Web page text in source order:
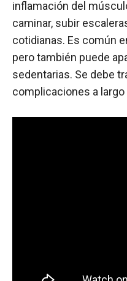
inflamación del
caminar, subir
cotidianas. Es común
pero también puede
sedentarias. Se debe
complicaciones a largo